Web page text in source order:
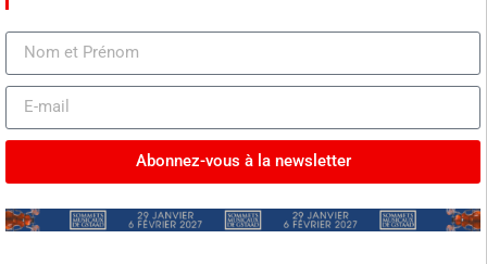
Abonnez-vous à la newsletter